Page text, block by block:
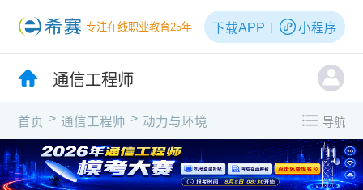
专注在线职业教育25年 下载APP 小程序
通信工程师
首页 > 通信工程师 > 动力与环境 导航